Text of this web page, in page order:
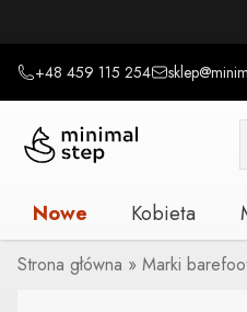
+48 459 115 254
Nowe Kobieta
Strona główna » Marki